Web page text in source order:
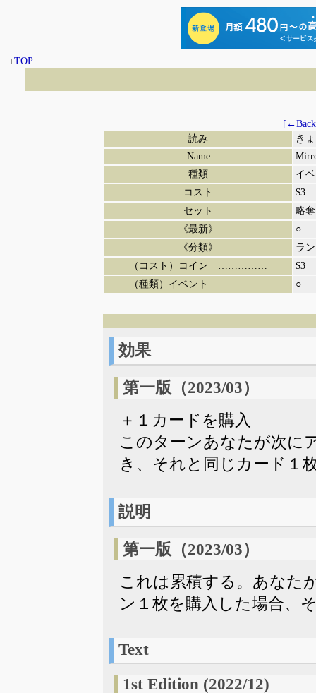
□ TOP
読み
き
Name
種類
イ
コスト
$3
セット
略奪
《最新》
○
《分類》
ラ
（コスト）コイン ……………
$3
（種類）イベント ……………
○
効果
第一版（2023/03）
＋１カードを購入
このターンあなたが次に
き、それと同じカード１
説明
第一版（2023/03）
これは累積する。あなた
ン１枚を購入した場合、
Text
1st Edition (2022/12)